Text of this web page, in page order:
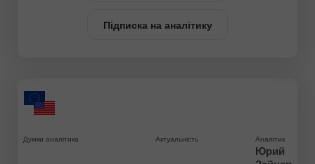
Підписка на аналітику
Думки аналітика Актуальність Аналітик
Юрий